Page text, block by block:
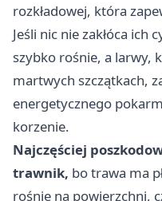
rozkładowej, która
Jeśli nic nie zakłóca
szybko rośnie, a larwy,
martwych szczątkach,
energetycznego
korzenie.
Najczęściej
trawnik, bo trawa ma
rośnie na powierzchni,